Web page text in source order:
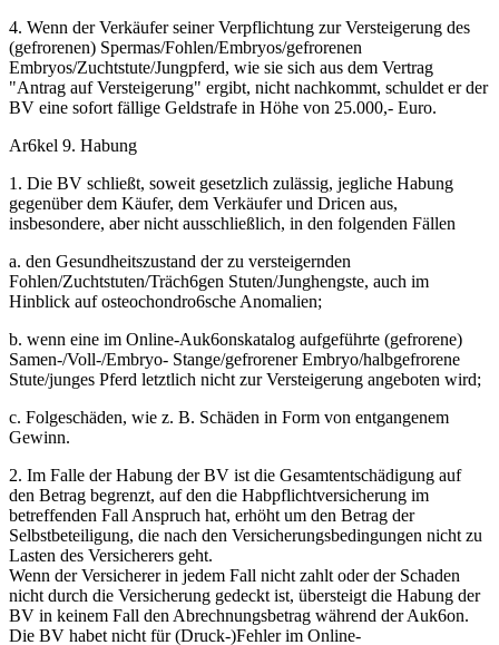
4. Wenn der Verkäufer seiner Verpflichtung zur Versteigerung des
(gefrorenen) Spermas/Fohlen/Embryos/gefrorenen
Embryos/Zuchtstute/Jungpferd, wie sie sich aus dem Vertrag
"Antrag auf Versteigerung" ergibt, nicht nachkommt, schuldet er der
BV eine sofort fällige Geldstrafe in Höhe von 25.000,- Euro.
Ar6kel 9. Habung
1. Die BV schließt, soweit gesetzlich zulässig, jegliche Habung
gegenüber dem Käufer, dem Verkäufer und Dricen aus,
insbesondere, aber nicht ausschließlich, in den folgenden Fällen
a. den Gesundheitszustand der zu versteigernden
Fohlen/Zuchtstuten/Träch6gen Stuten/Junghengste, auch im
Hinblick auf osteochondro6sche Anomalien;
b. wenn eine im Online-Auk6onskatalog aufgeführte (gefrorene)
Samen-/Voll-/Embryo- Stange/gefrorener Embryo/halbgefrorene
Stute/junges Pferd letztlich nicht zur Versteigerung angeboten wird;
c. Folgeschäden, wie z. B. Schäden in Form von entgangenem
Gewinn.
2. Im Falle der Habung der BV ist die Gesamtentschädigung auf
den Betrag begrenzt, auf den die Habpflichtversicherung im
betreffenden Fall Anspruch hat, erhöht um den Betrag der
Selbstbeteiligung, die nach den Versicherungsbedingungen nicht zu
Lasten des Versicherers geht.
Wenn der Versicherer in jedem Fall nicht zahlt oder der Schaden
nicht durch die Versicherung gedeckt ist, übersteigt die Habung der
BV in keinem Fall den Abrechnungsbetrag während der Auk6on.
Die BV habet nicht für (Druck-)Fehler im Online-